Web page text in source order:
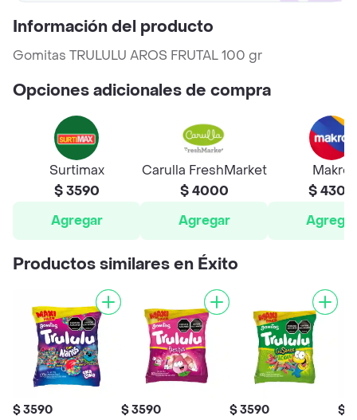
Información del producto
Gomitas TRULULU AROS FRUTAL 100 gr
Opciones adicionales de compra
Surtimax
$ 3590
Agregar
Carulla FreshMarket
$ 4000
Agregar
Makro
$ 4300
Agregar
Productos similares en Éxito
$ 3590 $ 3590 $ 3590 $